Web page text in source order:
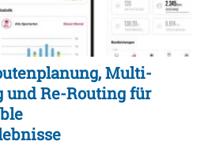
Multi-
Re-Routing für